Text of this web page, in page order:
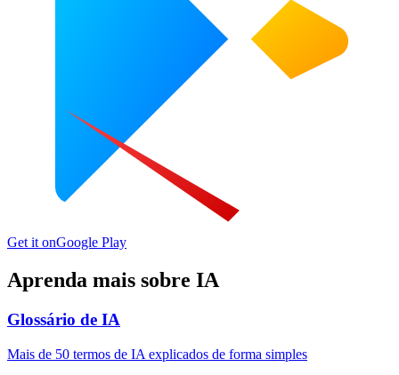
Get it onGoogle Play
Aprenda mais sobre IA
Glossário de IA
Mais de 50 termos de IA explicados de forma simples